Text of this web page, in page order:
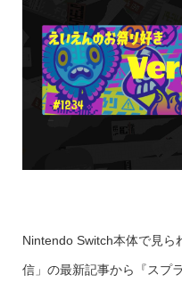
Nintendo Switch本体で見ら
信」の最新記事から『スプ